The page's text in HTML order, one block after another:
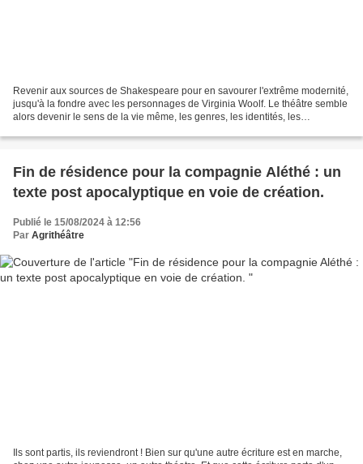
Revenir aux sources de Shakespeare pour en savourer l'extrême modernité,
jusqu'à la fondre avec les personnages de Virginia Woolf. Le théâtre semble
alors devenir le sens de la vie même, les genres, les identités, les
Fin de résidence pour la compagnie Aléthé : un
texte post apocalyptique en voie de création.
Publié le 15/08/2024 à 12:56
Par Agrithéâtre
Ils sont partis, ils reviendront ! Bien sur qu'une autre écriture est en marche,